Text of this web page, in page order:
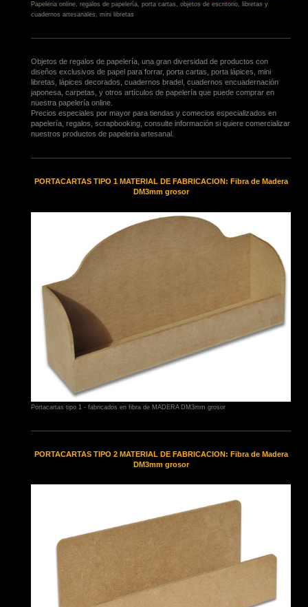
Papeleria online, regalos de papelería, porta cartas, objetos de escritorio, libretas y
cuadernos artesanales, mini libretas
Objetos de regalos de papelería, una gran diversidad de productos con
diseños exclusivos de papel para forrar, porta cartas, porta lápices, mini
libretas, lápices decorados, cuadernos bradel, cuadernos encuadernación
japonesa, carpetas, y otros artículos de papelería que puede comprar en
nuestra papelería online.
Precios especiales por mayor para tiendas y comecios especializados en
papelería, regalos, scrapbooking, consulte información si quiere comercializar
nuestros productos de papeleria artesanal.
PORTACARTAS TIPO 1 MATERIAL DE FABRICACION: Fibra de Madera
DM3mm grosor
Portacartas tipo 1 - fabricados en fibra de MADERA DM3mm grosor
PORTACARTAS TIPO 2 MATERIAL DE FABRICACION: Fibra de Madera
DM3mm grosor